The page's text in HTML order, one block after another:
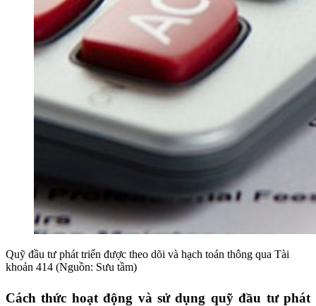
Quỹ đầu tư phát triển được theo dõi và hạch toán thông qua Tài
khoản 414 (Nguồn: Sưu tầm)
Cách thức hoạt động và sử dụng quỹ đầu tư phát